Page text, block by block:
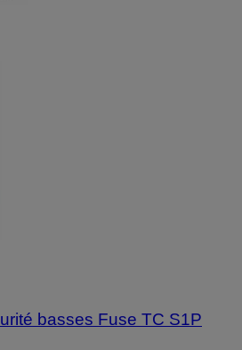
basses Fuse TC S1P